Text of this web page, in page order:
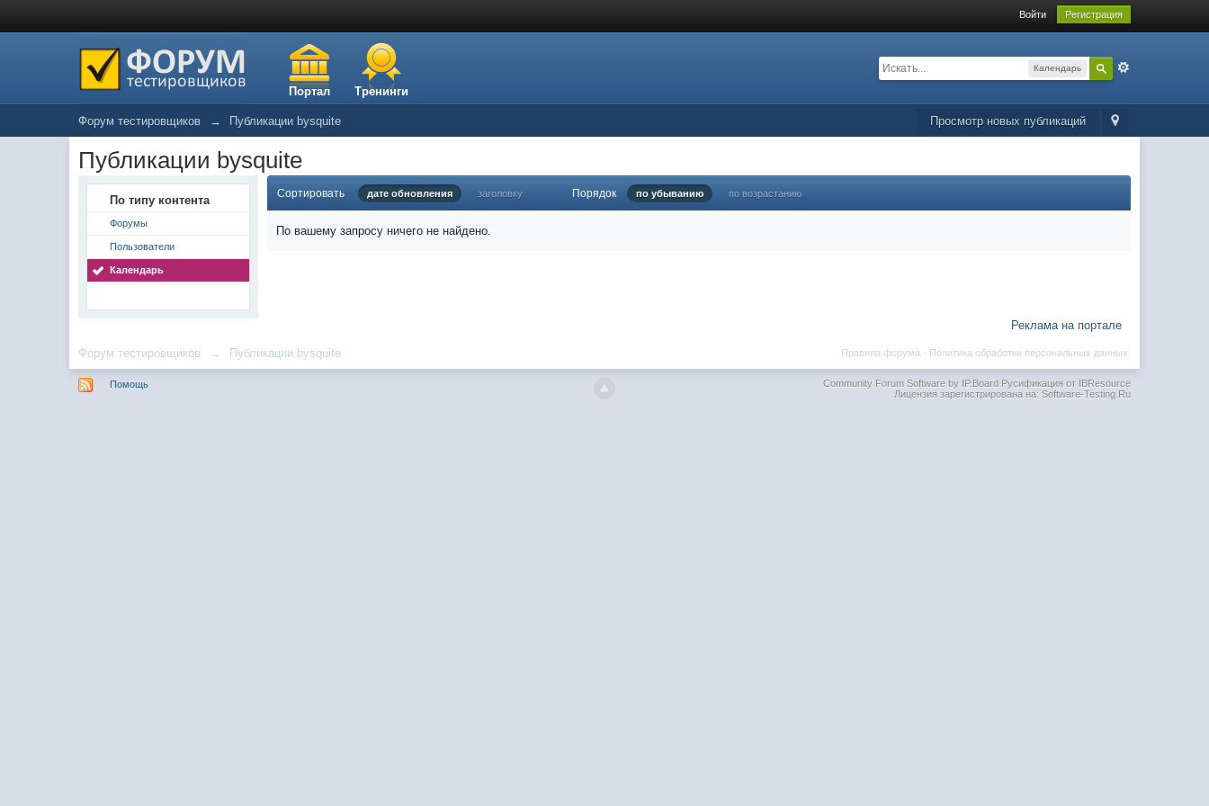
Войти Регистрация
Портал Тренинги
Календарь
Просмотр новых публикаций
Форум тестировщиков → Публикации bysquite
Публикации bysquite
По типу контента
Форумы
Пользователи
Календарь
Сортировать дате обновления заголовку Порядок по убыванию по возрастанию
По вашему запросу ничего не найдено.
Реклама на портале
Форум тестировщиков → Публикации bysquite Политика обработки персональных данных
Правила форума ·
Помощь Community Forum Software by IP.BoardРусификация от IBResource
Лицензия зарегистрирована на: Software-Testing.Ru